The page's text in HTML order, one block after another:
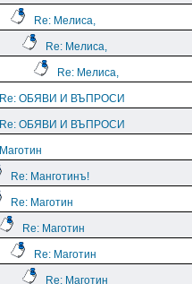
Re: Мелиса,
Re: Мелиса,
Re: Мелиса,
Re: ОБЯВИ И ВЪПРОСИ
Re: ОБЯВИ И ВЪПРОСИ
Маготин
Re: Манготинъ!
Re: Маготин
Re: Маготин
Re: Маготин
Re: Маготин